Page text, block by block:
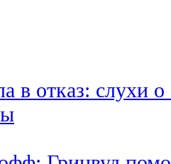
отказ: слухи